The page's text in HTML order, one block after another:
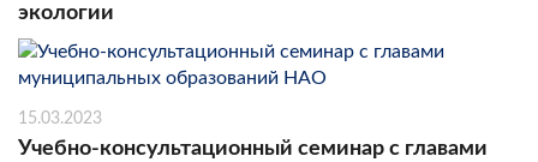
экологии
15.03.2023
Учебно-консультационный семинар с главами